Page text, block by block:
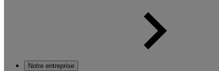
Notre entreprise